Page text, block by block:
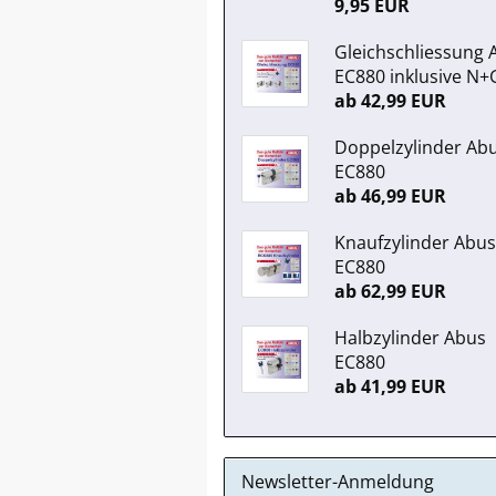
9,95 EUR
Gleichschliessung
EC880 inklusive
ab 42,99 EUR
Doppelzylinder
EC880
ab 46,99 EUR
Knaufzylinder Abus
EC880
ab 62,99 EUR
Halbzylinder Abus
EC880
ab 41,99 EUR
Newsletter-Anmeldung